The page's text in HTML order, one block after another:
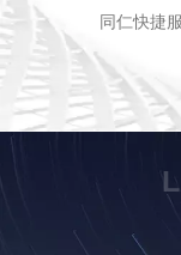
同仁快捷